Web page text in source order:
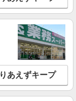
あえずキープ